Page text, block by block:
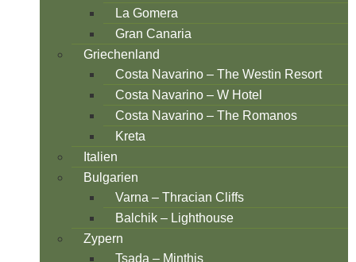
La Gomera
Gran Canaria
Griechenland
Costa Navarino – The Westin Resort
Costa Navarino – W Hotel
Costa Navarino – The Romanos
Kreta
Italien
Bulgarien
Varna – Thracian Cliffs
Balchik – Lighthouse
Zypern
Tsada – Minthis